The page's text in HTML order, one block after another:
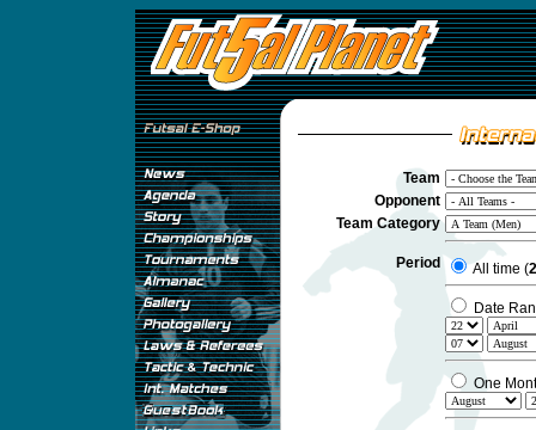
Team
Opponent
Team Category
Period All time (
Date
One